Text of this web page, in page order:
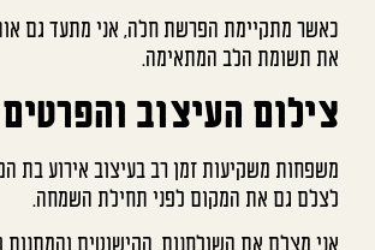
כאשר מתקיימת הפרשת חלה, אני מתעד גם
את תשומת הלב המתאימה.
צילום העיצוב
משפחות משקיעות זמן רב בעיצוב אירוע בת
לצלם גם את המקום לפני תחילת השמחה.